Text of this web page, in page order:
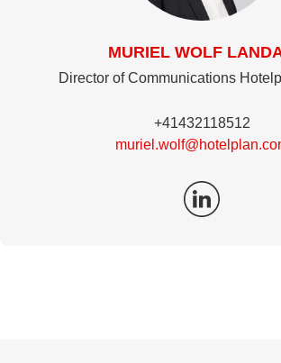
MURIEL WOLF
Director of Communications
+41432118512